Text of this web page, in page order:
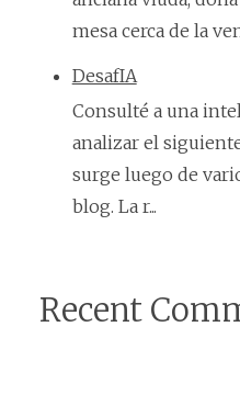
mesa cerca de la
DesafIA
Consulté a una
analizar el
surge luego de
blog. La r...
Recent